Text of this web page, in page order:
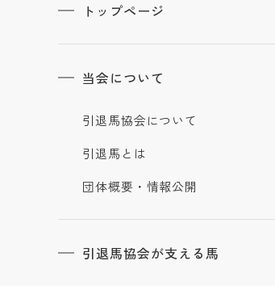
トップページ
当会について
引退馬協会について
引退馬とは
団体概要・情報公開
引退馬協会が支える馬